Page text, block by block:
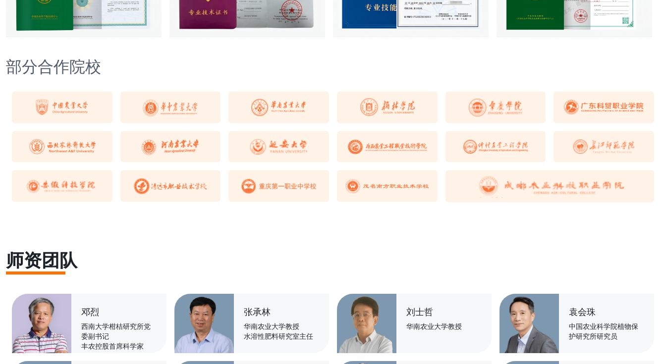
部分合作院校
师资团队
邓烈
西南大学柑桔研究所党
委副书记
丰农控股首席科学家
张承林
华南农业大学教授
水溶性肥料研究室主任
刘士哲
华南农业大学教授
袁会珠
中国农业科学院植物保
护研究所研究员